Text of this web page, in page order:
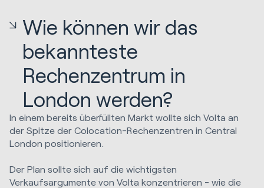
Wie können wir das
bekannteste
Rechenzentrum in
London werden?
In einem bereits überfüllten Markt wollte sich Volta an
der Spitze der Colocation-Rechenzentren in Central
London positionieren.
Der Plan sollte sich auf die wichtigsten
Verkaufsargumente von Volta konzentrieren - wie die